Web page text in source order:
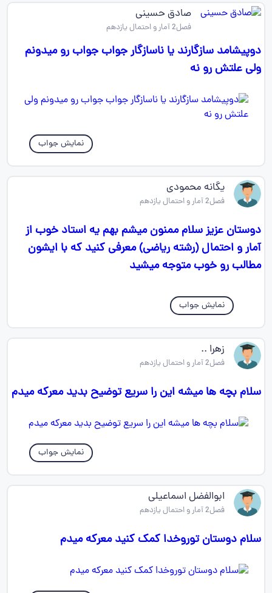
صادق حسینی
فصل2 آمار و احتمال یازدهم
دوپیشامد سازگارند یا ناسازگار جواب جواب رو میدونم
ولی علتش رو نه
نمایش جواب
یگانه محمودی
فصل2 آمار و احتمال یازدهم
دوستان عزیز سلام ممنون میشم بهم یه استاد خوب از
آمار و احتمال (رشته ریاضی) معرفی کنید که با ایشون
مطالب رو خوب متوجه میشید
نمایش جواب
زهرا ..
فصل2 آمار و احتمال یازدهم
سلام بچه ها میشه این را سریع توضیح بدید معرکه میدم
نمایش جواب
ابوالفضل اسماعیلی
فصل2 آمار و احتمال یازدهم
سلام دوستان توروخدا کمک کنید معرکه میدم